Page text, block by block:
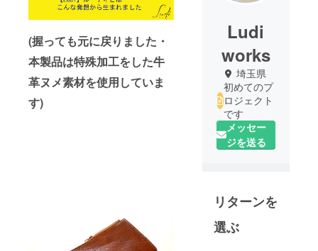
(握っても元に戻りました・
本製品は特殊加工をした牛
革ヌメ素材を使用していま
す)
Ludi
works
埼玉県
初めてのプ
ロジェクト
です
メッセー
ジを送る
リターンを
選ぶ